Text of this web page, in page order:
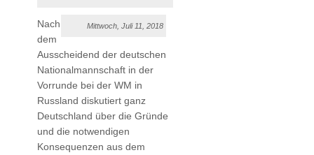
Mittwoch, Juli 11, 2018
Nach
dem
Ausscheidend der deutschen
Nationalmannschaft in der
Vorrunde bei der WM in
Russland diskutiert ganz
Deutschland über die Gründe
und die notwendigen
Konsequenzen aus dem